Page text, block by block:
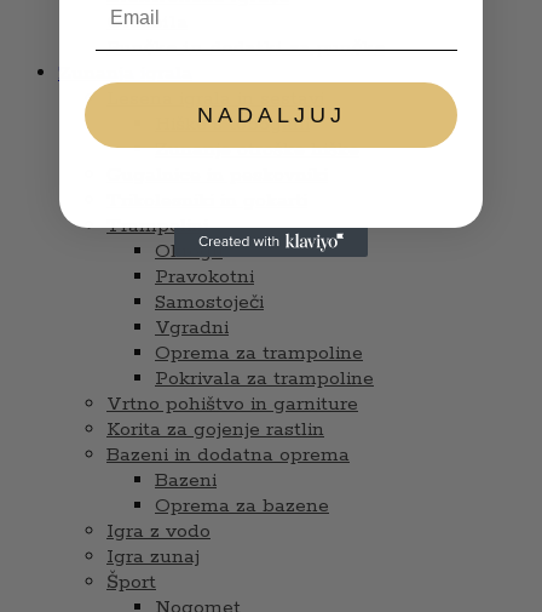
Glasbila
Punčke in dodatki za punčke
Hiške s tobogani
Zunanje otroške hiške
Trampolini
Okrogli
Pravokotni
Samostoječi
Vgradni
Oprema za trampoline
Pokrivala za trampoline
Vrtno pohištvo in garniture
Korita za gojenje rastlin
Bazeni in dodatna oprema
Bazeni
Oprema za bazene
Igra z vodo
Igra zunaj
Šport
NADALJUJ